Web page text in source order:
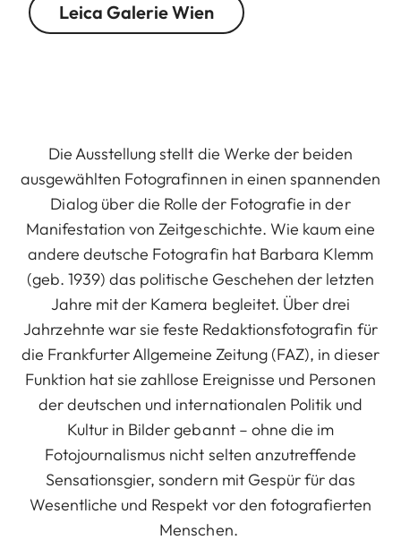
Leica Galerie Wien
Die Ausstellung stellt die Werke der beiden
ausgewählten Fotografinnen in einen spannenden
Dialog über die Rolle der Fotografie in der
Manifestation von Zeitgeschichte. Wie kaum eine
andere deutsche Fotografin hat Barbara Klemm
(geb. 1939) das politische Geschehen der letzten
Jahre mit der Kamera begleitet. Über drei
Jahrzehnte war sie feste Redaktionsfotografin für
die Frankfurter Allgemeine Zeitung (FAZ), in dieser
Funktion hat sie zahllose Ereignisse und Personen
der deutschen und internationalen Politik und
Kultur in Bilder gebannt – ohne die im
Fotojournalismus nicht selten anzutreffende
Sensationsgier, sondern mit Gespür für das
Wesentliche und Respekt vor den fotografierten
Menschen.